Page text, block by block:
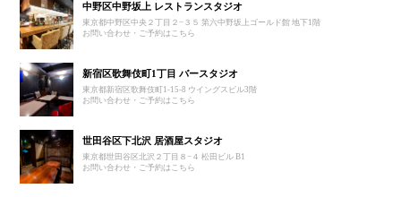
中野区中野坂上 レストランスタジオ
東京都中野区中央２丁目２−３５ 第六中野坂上ゴールド館 地下1階
お問い合わせ・ご予約はこちら
新宿区歌舞伎町1丁目 バースタジオ
東京都新宿区歌舞伎町1-15-8 ウイングスビル3階
お問い合わせ・ご予約はこちら
世田谷区下北沢 居酒屋スタジオ
東京都世田谷区北沢２丁目８−４ 松田ビル B1
お問い合わせ・ご予約はこちら